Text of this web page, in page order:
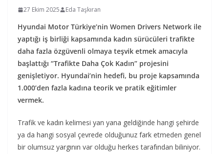
27 Ekim 2025 Eda Taşkıran
Hyundai Motor Türkiye’nin Women Drivers Network ile
yaptığı iş birliği kapsamında kadın sürücüleri trafikte
daha fazla özgüvenli olmaya teşvik etmek amacıyla
başlattığı “Trafikte Daha Çok Kadın” projesini
genişletiyor. Hyundai’nin hedefi, bu proje kapsamında
1.000’den fazla kadına teorik ve pratik eğitimler
vermek.
Trafik ve kadın kelimesi yan yana geldiğinde hangi şehirde
ya da hangi sosyal çevrede olduğunuz fark etmeden genel
bir olumsuz yargının var olduğu herkes tarafından biliniyor.